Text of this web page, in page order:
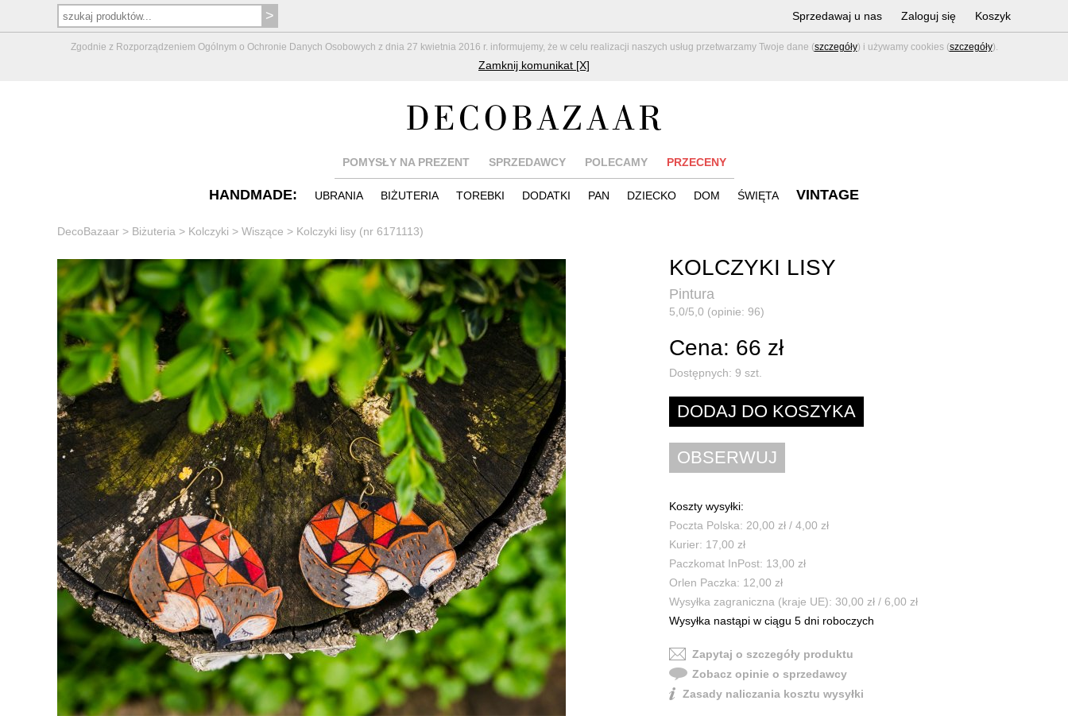
Zgodnie z Rozporządzeniem Ogólnym o Ochronie Danych Osobowych z dnia 27 kwietnia 2016 r. informujemy, że w celu realizacji naszych usług przetwarzamy Twoje dane (szczegóły) i używamy cookies (szczegóły).
Zamknij komunikat [X]
Sprzedawaj u nas Zaloguj się Koszyk
POMYSŁY NA PREZENT SPRZEDAWCY POLECAMY PRZECENY
HANDMADE: UBRANIA BIŻUTERIA TOREBKI DODATKI PAN DZIECKO DOM ŚWIĘTA VINTAGE
DecoBazaar > Biżuteria > Kolczyki > Wiszące > Kolczyki lisy (nr 6171113)
KOLCZYKI LISY
Pintura
5,0/5,0 (opinie: 96)
Cena: 66 zł
Dostępnych: 9 szt.
Koszty wysyłki:
Poczta Polska: 20,00 zł / 4,00 zł
Kurier: 17,00 zł
Paczkomat InPost: 13,00 zł
Orlen Paczka: 12,00 zł
Wysyłka zagraniczna (kraje UE): 30,00 zł / 6,00 zł
Wysyłka nastąpi w ciągu 5 dni roboczych
Zapytaj o szczegóły produktu
Zobacz opinie o sprzedawcy
Zasady naliczania kosztu wysyłki